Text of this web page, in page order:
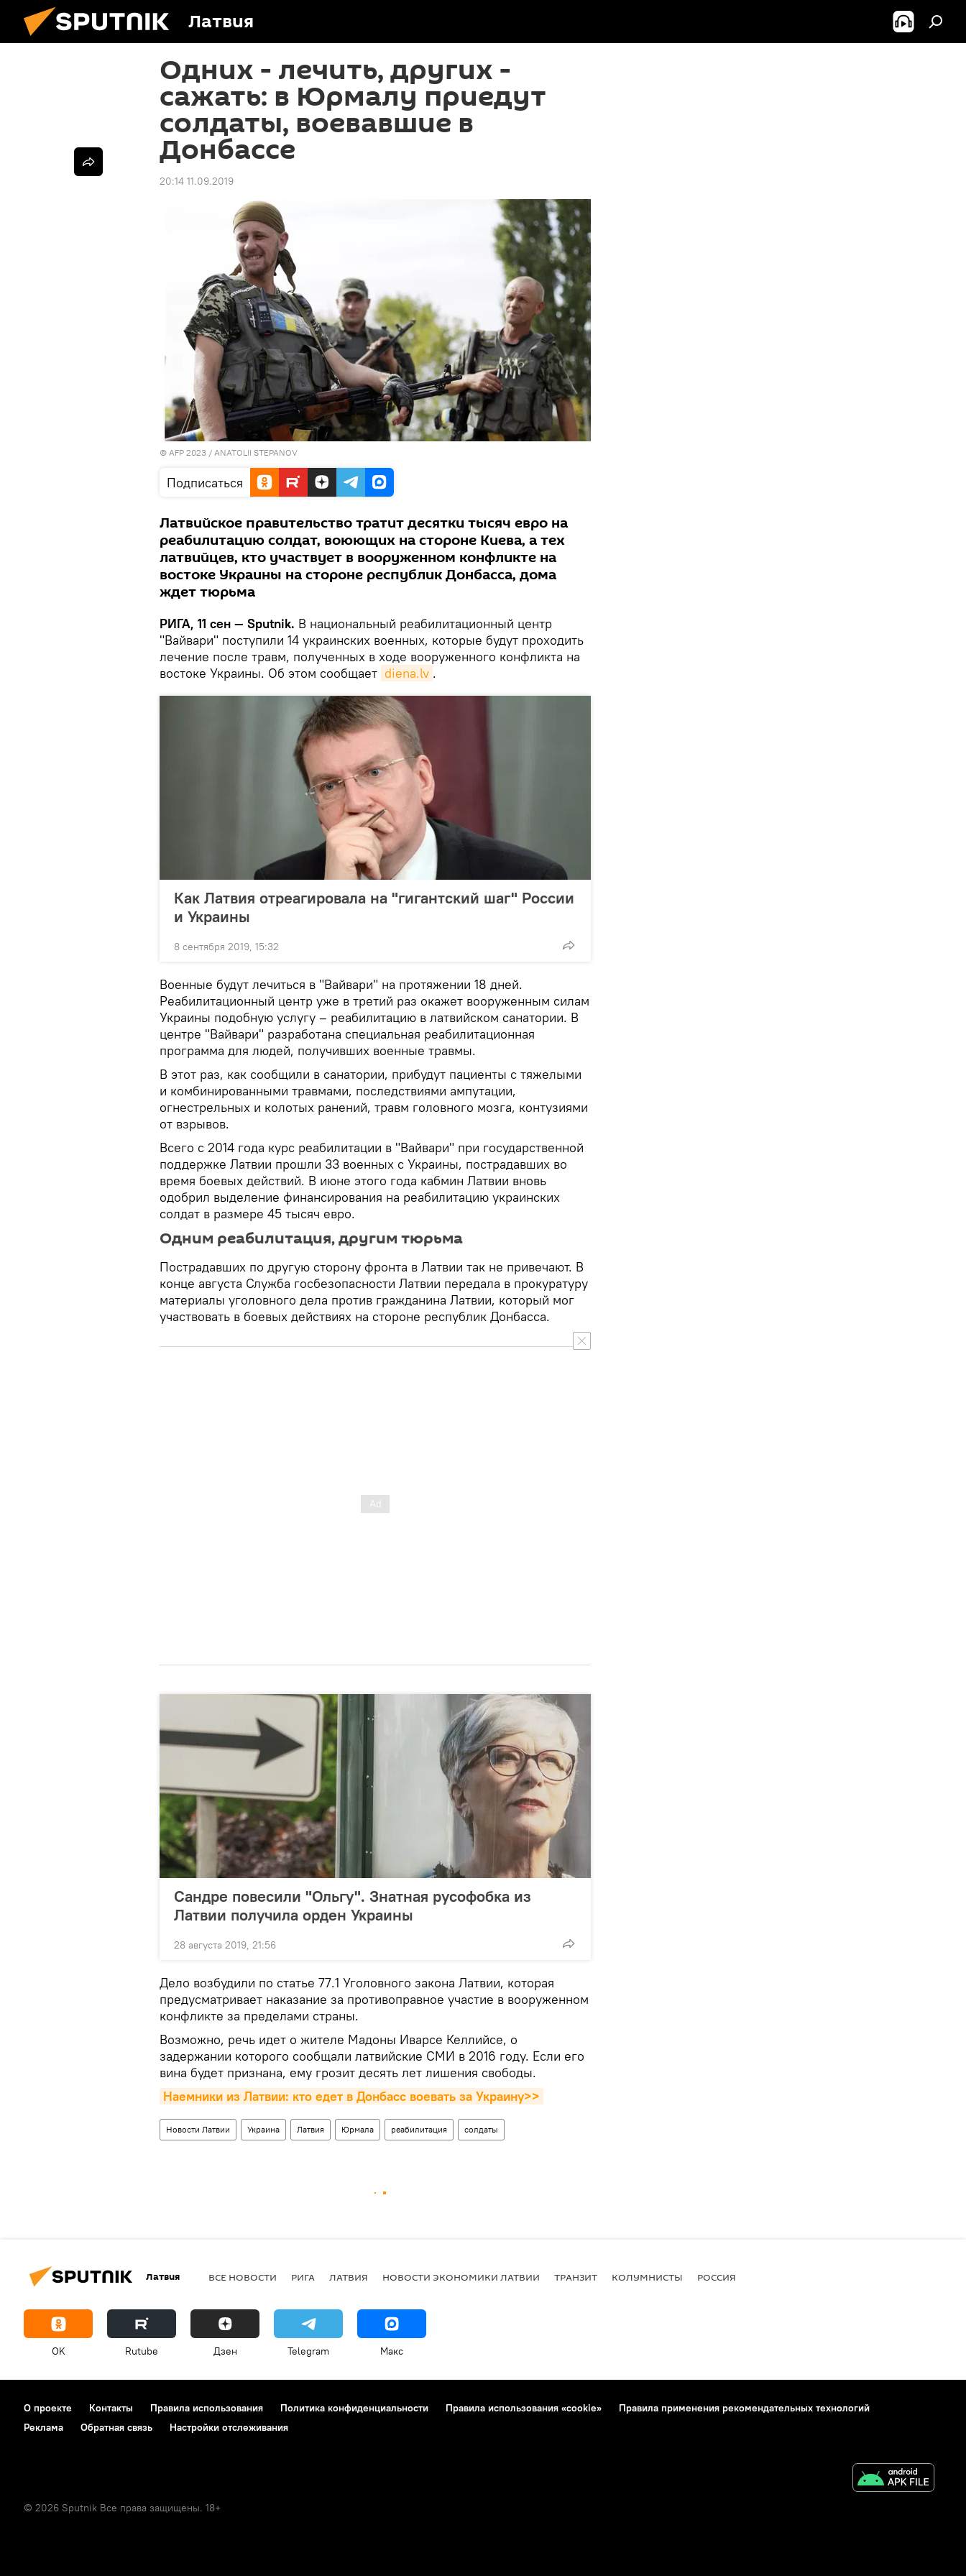
Латвия
Одних - лечить, других -
сажать: в Юрмалу приедут
солдаты, воевавшие в
Донбассе
20:14 11.09.2019
© AFP 2023 / ANATOLII STEPANOV
Подписаться
Латвийское правительство тратит десятки тысяч евро на
реабилитацию солдат, воюющих на стороне Киева, а тех
латвийцев, кто участвует в вооруженном конфликте на
востоке Украины на стороне республик Донбасса, дома
ждет тюрьма
РИГА, 11 сен — Sputnik. В национальный реабилитационный центр
"Вайвари" поступили 14 украинских военных, которые будут проходить
лечение после травм, полученных в ходе вооруженного конфликта на
востоке Украины. Об этом сообщает diena.lv .
Как Латвия отреагировала на "гигантский шаг" России
и Украины
8 сентября 2019, 15:32
Военные будут лечиться в "Вайвари" на протяжении 18 дней.
Реабилитационный центр уже в третий раз окажет вооруженным силам
Украины подобную услугу – реабилитацию в латвийском санатории. В
центре "Вайвари" разработана специальная реабилитационная
программа для людей, получивших военные травмы.
В этот раз, как сообщили в санатории, прибудут пациенты с тяжелыми
и комбинированными травмами, последствиями ампутации,
огнестрельных и колотых ранений, травм головного мозга, контузиями
от взрывов.
Всего с 2014 года курс реабилитации в "Вайвари" при государственной
поддержке Латвии прошли 33 военных с Украины, пострадавших во
время боевых действий. В июне этого года кабмин Латвии вновь
одобрил выделение финансирования на реабилитацию украинских
солдат в размере 45 тысяч евро.
Одним реабилитация, другим тюрьма
Пострадавших по другую сторону фронта в Латвии так не привечают. В
конце августа Служба госбезопасности Латвии передала в прокуратуру
материалы уголовного дела против гражданина Латвии, который мог
участвовать в боевых действиях на стороне республик Донбасса.
Сандре повесили "Ольгу". Знатная русофобка из
Латвии получила орден Украины
28 августа 2019, 21:56
Дело возбудили по статье 77.1 Уголовного закона Латвии, которая
предусматривает наказание за противоправное участие в вооруженном
конфликте за пределами страны.
Возможно, речь идет о жителе Мадоны Иварсе Келлийсе, о
задержании которого сообщали латвийские СМИ в 2016 году. Если его
вина будет признана, ему грозит десять лет лишения свободы.
Наемники из Латвии: кто едет в Донбасс воевать за Украину>>
Новости Латвии Украина Латвия Юрмала реабилитация солдаты
Латвия ВСЕ НОВОСТИ РИГА ЛАТВИЯ НОВОСТИ ЭКОНОМИКИ ЛАТВИИ ТРАНЗИТ КОЛУМНИСТЫ РОССИЯ
OK Rutube Дзен Telegram Макс
О проекте Контакты Правила использования Политика конфиденциальности Правила использования «cookie»
Правила применения рекомендательных технологий
Реклама
Обратная связь Настройки отслеживания
© 2026 Sputnik Все права защищены. 18+